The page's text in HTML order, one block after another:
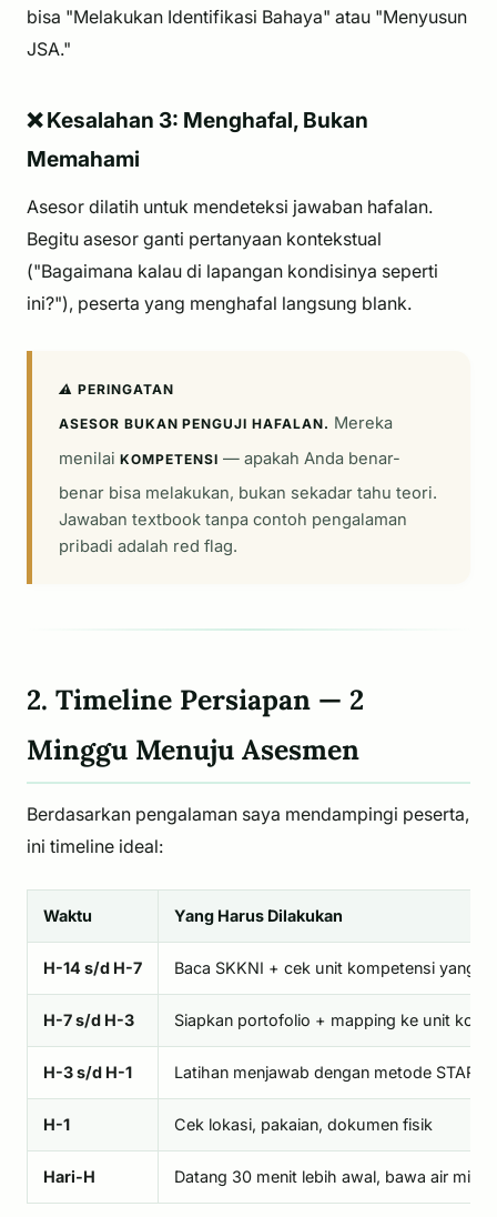
bisa "Melakukan Identifikasi Bahaya" atau "Menyusun
JSA."
❌ Kesalahan 3: Menghafal, Bukan
Memahami
Asesor dilatih untuk mendeteksi jawaban hafalan.
Begitu asesor ganti pertanyaan kontekstual
("Bagaimana kalau di lapangan kondisinya seperti
ini?"), peserta yang menghafal langsung blank.
⚠️ PERINGATAN
ASESOR BUKAN PENGUJI HAFALAN. Mereka
menilai KOMPETENSI — apakah Anda benar-
benar bisa melakukan, bukan sekadar tahu teori.
Jawaban textbook tanpa contoh pengalaman
pribadi adalah red flag.
2. Timeline Persiapan — 2
Minggu Menuju Asesmen
Berdasarkan pengalaman saya mendampingi peserta,
ini timeline ideal:
Waktu Yang Harus Dilakukan
H-14 s/d H-7 Baca SKKNI + cek unit kompetensi yang
H-7 s/d H-3 Siapkan portofolio + mapping ke unit
H-3 s/d H-1 Latihan menjawab dengan metode STAR
H-1 Cek lokasi, pakaian, dokumen fisik
Hari-H Datang 30 menit lebih awal, bawa air